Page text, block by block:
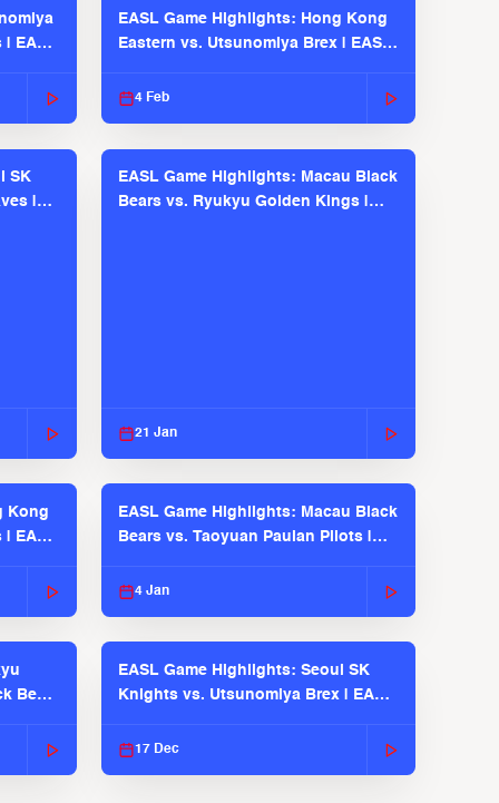
EASL
EASL Game Highlights: Hong Kong
Eastern vs. Utsunomiya Brex | EASL
4 Feb
SK
|
EASL Game Highlights: Macau Black
Bears vs. Ryukyu Golden Kings |
21 Jan
Kong
EASL
EASL Game Highlights: Macau Black
Bears vs. Taoyuan Pauian Pilots |
4 Jan
Bears
EASL Game Highlights: Seoul SK
Knights vs. Utsunomiya Brex | EASL
17 Dec